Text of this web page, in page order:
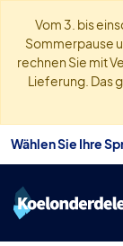
Vom 3. bis
Sommerpause
rechnen Sie mit
Lieferung. Das
Wählen Sie Ihre